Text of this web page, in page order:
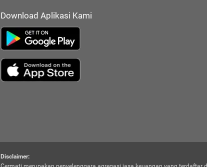
Download Aplikasi Kami
Disclaimer: